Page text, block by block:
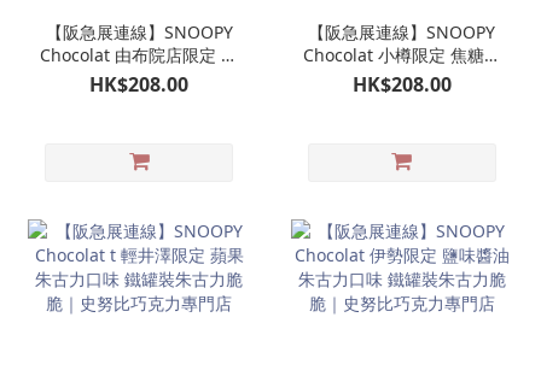
【阪急展連線】SNOOPY
Chocolat 由布院店限定 開
心果口味 鐵罐裝朱古力脆
HK$208.00
【阪急展連線】SNOOPY
Chocolat 小樽限定 焦糖巧
克力 鐵罐裝朱古力脆脆｜
HK$208.00